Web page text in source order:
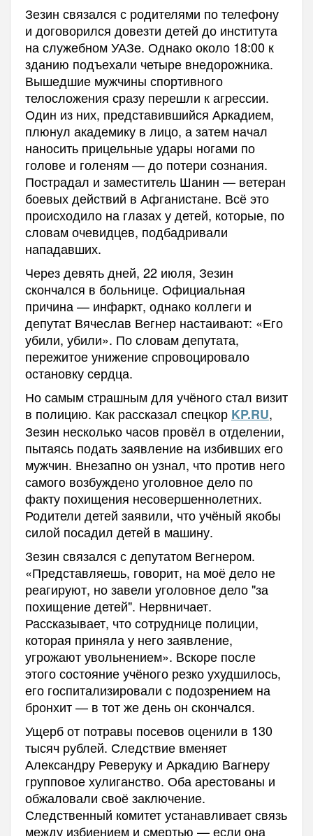
Зезин связался с родителями по телефону
и договорился довезти детей до института
на служебном УАЗе. Однако около 18:00 к
зданию подъехали четыре внедорожника.
Вышедшие мужчины спортивного
телосложения сразу перешли к агрессии.
Один из них, представившийся Аркадием,
плюнул академику в лицо, а затем начал
наносить прицельные удары ногами по
голове и голеням — до потери сознания.
Пострадал и заместитель Шанин — ветеран
боевых действий в Афганистане. Всё это
происходило на глазах у детей, которые, по
словам очевидцев, подбадривали
нападавших.
Через девять дней, 22 июля, Зезин
скончался в больнице. Официальная
причина — инфаркт, однако коллеги и
депутат Вячеслав Вегнер настаивают: «Его
убили, убили». По словам депутата,
пережитое унижение спровоцировало
остановку сердца.
Но самым страшным для учёного стал визит
в полицию. Как рассказал спецкор KP.RU,
Зезин несколько часов провёл в отделении,
пытаясь подать заявление на избивших его
мужчин. Внезапно он узнал, что против него
самого возбуждено уголовное дело по
факту похищения несовершеннолетних.
Родители детей заявили, что учёный якобы
силой посадил детей в машину.
Зезин связался с депутатом Вегнером.
«Представляешь, говорит, на моё дело не
реагируют, но завели уголовное дело "за
похищение детей". Нервничает.
Рассказывает, что сотруднице полиции,
которая приняла у него заявление,
угрожают увольнением». Вскоре после
этого состояние учёного резко ухудшилось,
его госпитализировали с подозрением на
бронхит — в тот же день он скончался.
Ущерб от потравы посевов оценили в 130
тысяч рублей. Следствие вменяет
Александру Реверуку и Аркадию Вагнеру
групповое хулиганство. Оба арестованы и
обжаловали своё заключение.
Следственный комитет устанавливает связь
между избиением и смертью — если она